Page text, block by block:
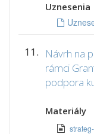
Uznesenia
11.
Návrh na
rámci
podpora
Materiály